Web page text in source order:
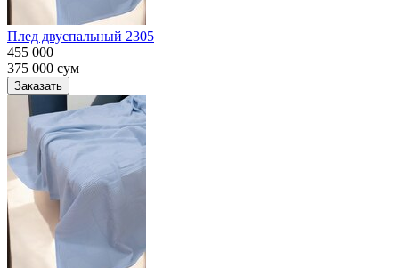
Плед двуспальный 2305
455 000
375 000 сум
Заказать